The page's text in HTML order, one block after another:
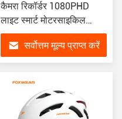
कैमरा रिकॉर्डर 1080PHD
लाइट स्मार्ट मोटरसाइकिल
हेलमेट
सर्वोत्तम मूल्य प्राप्त करें